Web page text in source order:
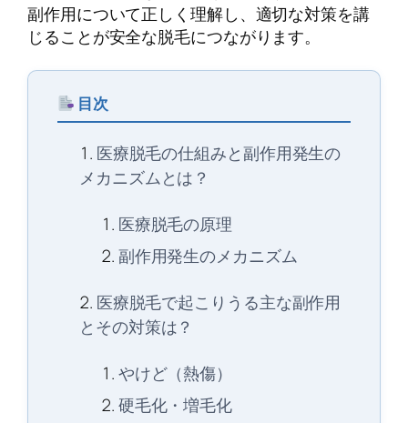
副作用について正しく理解し、適切な対策を講
じることが安全な脱毛につながります。
目次
医療脱毛の仕組みと副作用発生の
メカニズムとは？
医療脱毛の原理
副作用発生のメカニズム
医療脱毛で起こりうる主な副作用
とその対策は？
やけど（熱傷）
硬毛化・増毛化